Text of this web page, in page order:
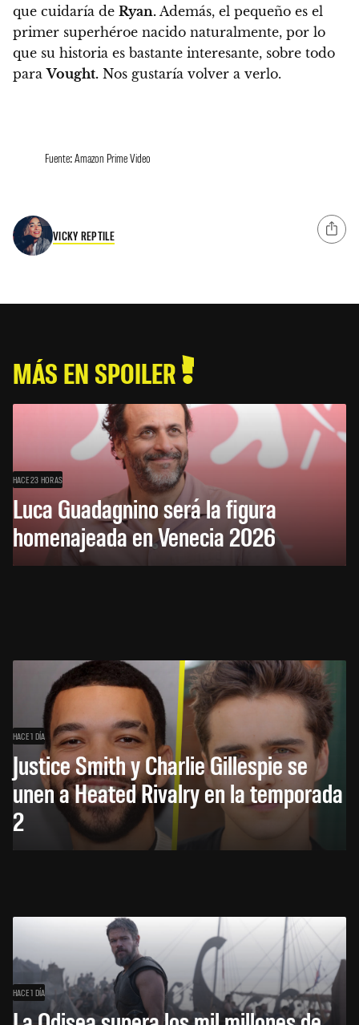
que cuidaría de Ryan. Además, el pequeño es el
primer superhéroe nacido naturalmente, por lo
que su historia es bastante interesante, sobre todo
paraVought. Nos gustaría volver a verlo.
Fuente: Amazon Prime Video
VICKY REPTILE
MÁS EN SPOILER
HACE 23 HORAS
Luca Guadagnino será la figura
homenajeada en Venecia 2026
HACE 1 DÍA
Justice Smith y Charlie Gillespie se
unen a Heated Rivalry en la temporada
2
HACE 1 DÍA